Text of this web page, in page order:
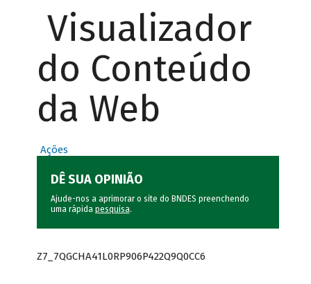
Visualizador
do Conteúdo
da Web
Ações
DÊ SUA OPINIÃO
Ajude-nos a aprimorar o site do BNDES preenchendo
uma rápida pesquisa.
Z7_7QGCHA41L0RP906P422Q9Q0CC6